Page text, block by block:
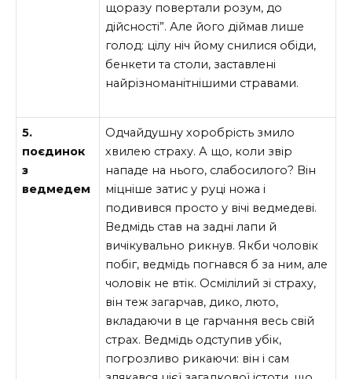
щоразу повертали розум, до
дійсності”.Але його діймав лише
голод: цілу ніч йому снилися обіди,
бенкети та столи, заставлені
найрізноманітнішими стравами.
5.
поєдинок
з
ведмедем
Одчайдушну хоробрість змило
хвилею страху. А що, коли звір
нападе на нього, слабосилого? Він
міцніше затис у руці ножа і
подивився просто у вічі ведмедеві.
Ведмідь став на задні лапи й
вичікувально рикнув. Якби чоловік
побіг, ведмідь погнався б за ним, але
чоловік не втік. Осмілілий зі страху,
він теж загарчав, дико, люто,
вкладаючи в це гарчання весь свій
страх. Ведмідь одступив убік,
погрозливо рикаючи: він і сам